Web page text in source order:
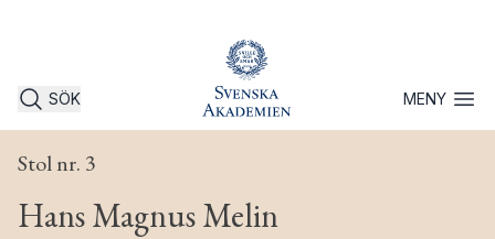
SÖK MENYÖppna
Stol nr. 3
Hans Magnus Melin